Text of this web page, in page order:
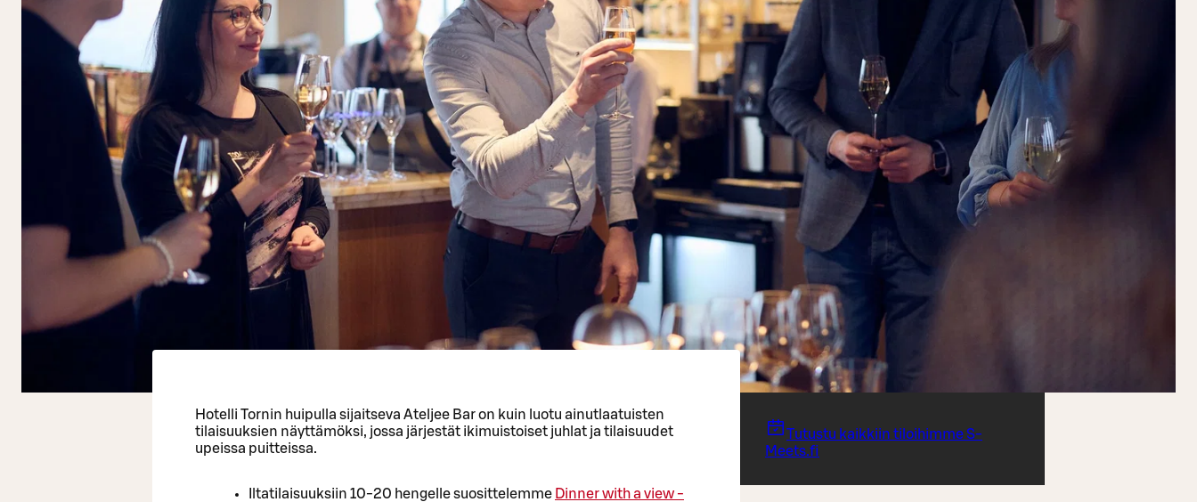
Hotelli Tornin huipulla sijaitseva Ateljee Bar on kuin luotu ainutlaatuisten
tilaisuuksien näyttämöksi, jossa järjestät ikimuistoiset juhlat ja tilaisuudet
upeissa puitteissa.
Iltatilaisuuksiin 10-20 hengelle suosittelemme Dinner with a view -
Tutustu kaikkiin tiloihimme S-
Meets.fi